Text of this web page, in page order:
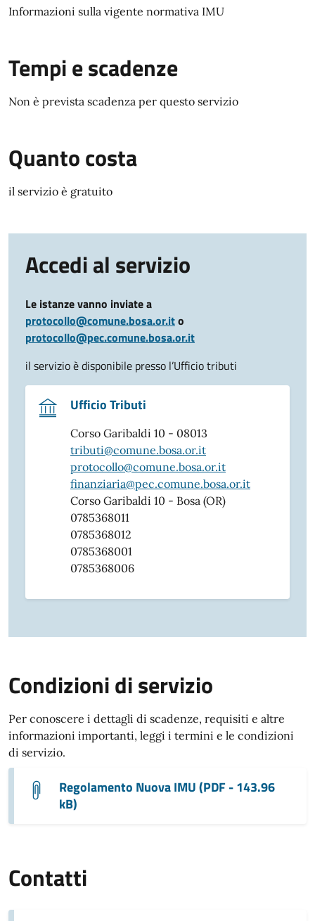
Informazioni sulla vigente normativa IMU
Tempi e scadenze
Non è prevista scadenza per questo servizio
Quanto costa
il servizio è gratuito
Accedi al servizio
Le istanze vanno inviate a
protocollo@comune.bosa.or.ito
protocollo@pec.comune.bosa.or.it
il servizio è disponibile presso l’Ufficio tributi
Ufficio Tributi
Corso Garibaldi 10 - 08013
tributi@comune.bosa.or.it
protocollo@comune.bosa.or.it
finanziaria@pec.comune.bosa.or.it
Corso Garibaldi 10 - Bosa (OR)
0785368011
0785368012
0785368001
0785368006
Condizioni di servizio
Per conoscere i dettagli di scadenze, requisiti e altre
informazioni importanti, leggi i termini e le condizioni
di servizio.
Regolamento Nuova IMU (PDF - 143.96
kB)
Contatti